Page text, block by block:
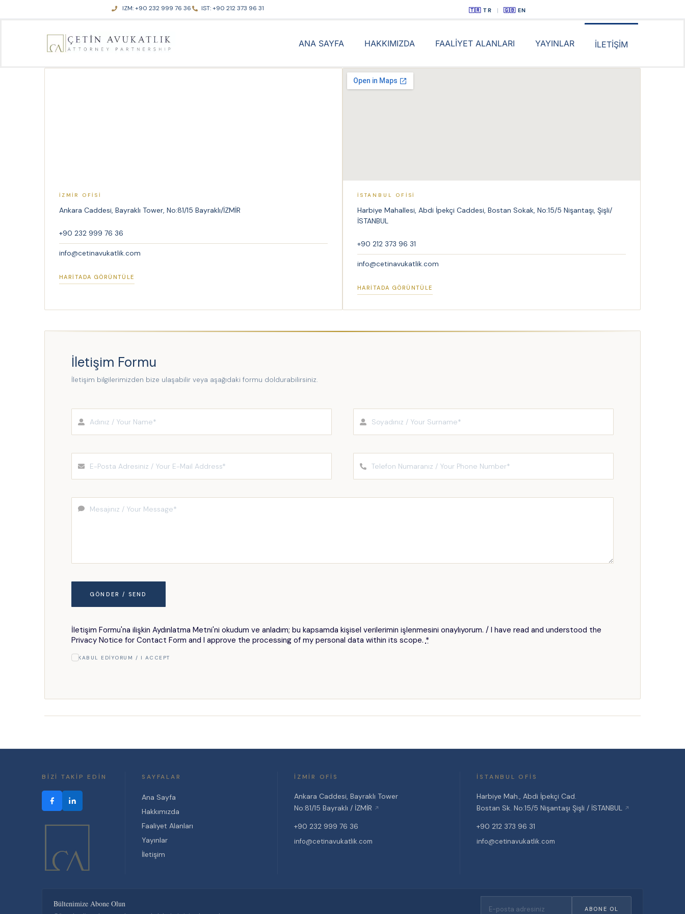
IZM: +90 232 999 76 36 IST: +90 212 373 96 31 TR | EN
ANA SAYFA HAKKIMIZDA FAALİYET ALANLARI YAYINLAR İLETİŞİM
İZMIR OFISI
Ankara Caddesi, Bayraklı Tower, No:81/15 Bayraklı/İZMİR
+90 232 999 76 36
info@cetinavukatlik.com
HARITADA GÖRÜNTÜLE
İSTANBUL OFISI
Harbiye Mahallesi, Abdi İpekçi Caddesi, Bostan Sokak, No:15/5 Nişantaşı, Şişli/
İSTANBUL
+90 212 373 96 31
info@cetinavukatlik.com
HARITADA GÖRÜNTÜLE
İletişim Formu
İletişim bilgilerimizden bize ulaşabilir veya aşağıdaki formu doldurabilirsiniz.
GÖNDER / SEND
İletişim Formu'na ilişkin Aydınlatma Metni'ni okudum ve anladım; bu kapsamda kişisel verilerimin işlenmesini onaylıyorum. / I have read and understood the
Privacy Notice for Contact Form and I approve the processing of my personal data within its scope.*
KABUL EDIYORUM / I ACCEPT
BIZI TAKIP EDIN SAYFALAR
Ana Sayfa
Hakkımızda
Faaliyet Alanları
Yayınlar
İletişim
İZMIR OFIS
Ankara Caddesi, Bayraklı Tower
No:81/15 Bayraklı / İZMİR ↗
+90 232 999 76 36
info@cetinavukatlik.com
İSTANBUL OFIS
Harbiye Mah., Abdi İpekçi Cad.
Bostan Sk. No:15/5 Nişantaşı Şişli / İSTANBUL ↗
+90 212 373 96 31
info@cetinavukatlik.com
Bültenimize Abone Olun
ABONE OL